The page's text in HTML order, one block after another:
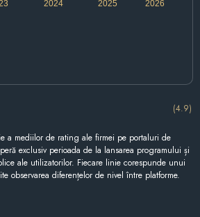
2024 2026
2025
(4.9)
a mediilor de rating ale firmei pe portaluri de
exclusiv perioada de la lansarea programului și
ale utilizatorilor. Fiecare linie corespunde unui
observarea diferențelor de nivel între platforme.